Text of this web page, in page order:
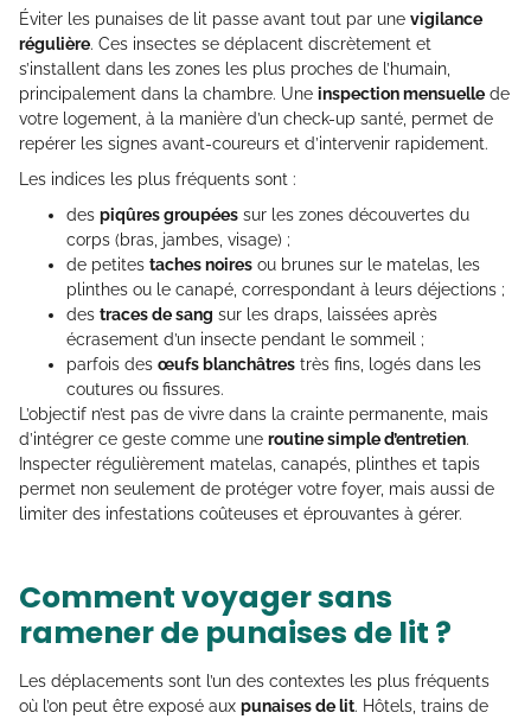
Éviter les punaises de lit passe avant tout par une vigilance
régulière. Ces insectes se déplacent discrètement et
s’installent dans les zones les plus proches de l’humain,
principalement dans la chambre. Une inspection mensuelle de
votre logement, à la manière d’un check-up santé, permet de
repérer les signes avant-coureurs et d’intervenir rapidement.
Les indices les plus fréquents sont :
des piqûres groupées sur les zones découvertes du
corps (bras, jambes, visage) ;
de petites taches noires ou brunes sur le matelas, les
plinthes ou le canapé, correspondant à leurs déjections ;
des traces de sang sur les draps, laissées après
écrasement d’un insecte pendant le sommeil ;
parfois des œufs blanchâtres très fins, logés dans les
coutures ou fissures.
L’objectif n’est pas de vivre dans la crainte permanente, mais
d’intégrer ce geste comme une routine simple d’entretien.
Inspecter régulièrement matelas, canapés, plinthes et tapis
permet non seulement de protéger votre foyer, mais aussi de
limiter des infestations coûteuses et éprouvantes à gérer.
Comment voyager sans
ramener de punaises de lit ?
Les déplacements sont l’un des contextes les plus fréquents
où l’on peut être exposé aux punaises de lit. Hôtels, trains de